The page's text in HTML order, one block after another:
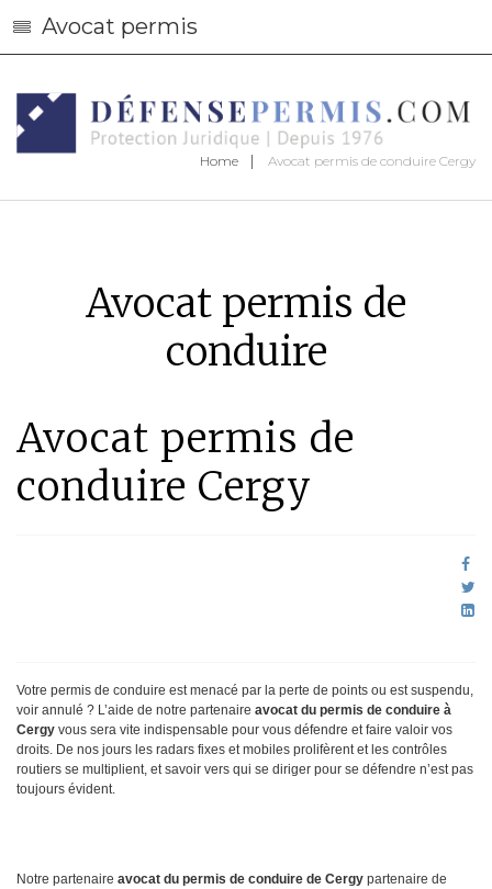
Avocat permis
Home Avocat permis de conduire Cergy
Avocat permis de
conduire
Avocat permis de
conduire Cergy
Votre permis de conduire est menacé par la perte de points ou est suspendu,
voir annulé ? L’aide de notre partenaire avocat du permis de conduire à
Cergy vous sera vite indispensable pour vous défendre et faire valoir vos
droits. De nos jours les radars fixes et mobiles prolifèrent et les contrôles
routiers se multiplient, et savoir vers qui se diriger pour se défendre n’est pas
toujours évident.
Notre partenaire avocat du permis de conduire de Cergy partenaire de